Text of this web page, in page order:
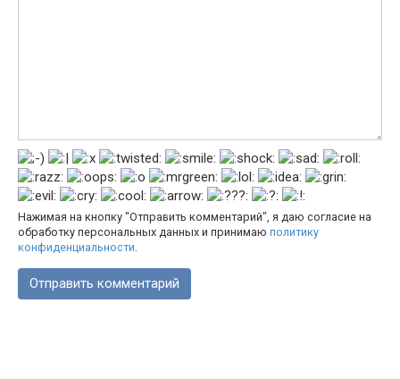
Нажимая на кнопку "Отправить комментарий", я даю согласие на
обработку персональных данных и принимаю политику
конфиденциальности.